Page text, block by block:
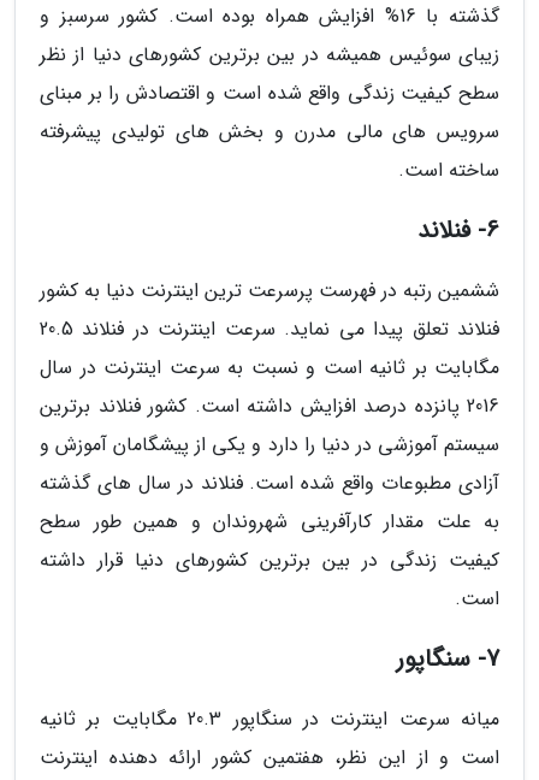
گذشته با 16% افزایش همراه بوده است. کشور سرسبز و
زیبای سوئیس همیشه در بین برترین کشورهای دنیا از نظر
سطح کیفیت زندگی واقع شده است و اقتصادش را بر مبنای
سرویس های مالی مدرن و بخش های تولیدی پیشرفته
ساخته است.
6- فنلاند
ششمین رتبه در فهرست پرسرعت ترین اینترنت دنیا به کشور
فنلاند تعلق پیدا می نماید. سرعت اینترنت در فنلاند 20.5
مگابایت بر ثانیه است و نسبت به سرعت اینترنت در سال
2016 پانزده درصد افزایش داشته است. کشور فنلاند برترین
سیستم آموزشی در دنیا را دارد و یکی از پیشگامان آموزش و
آزادی مطبوعات واقع شده است. فنلاند در سال های گذشته
به علت مقدار کارآفرینی شهروندان و همین طور سطح
کیفیت زندگی در بین برترین کشورهای دنیا قرار داشته
است.
7- سنگاپور
میانه سرعت اینترنت در سنگاپور 20.3 مگابایت بر ثانیه
است و از این نظر، هفتمین کشور ارائه دهنده اینترنت